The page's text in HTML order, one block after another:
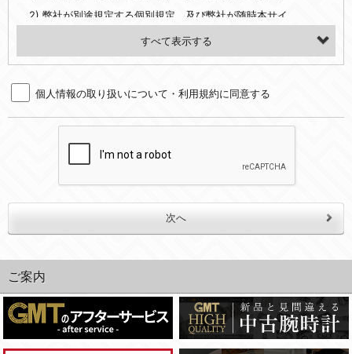
会員登録時にソーシャルネットワーキングサービス等の外部サービスとの連携を許可した場合には、その許可の際にご同意いただいた内容に基づき、当該外部サービスでユーザーが利用するIDおよび当該外部サービスのプライバシー設定によりお客様が当社に開示を認めた情報について取得いたします
・EVERYBODY×PHOTOGRAPHER.comのフォトシェアリングサービス運営のため
３．個人情報の第三者提供と委託
(2)法令等により開示を求められた場合。
(4)国の機関若しくは地方公共団体又はその委託を受けた者が法令の定める事務を遂行することに対して協力する必要がある場合であって、本人の同意を得ることにより当該事務の遂行に支障を及ぼすおそれがあるとき。
(5)業務を円滑に進めるために、外部業者に個人データの一部又は全部の処理を委託する場合（ただし、委託する場合は委託した個人データの安全管理が図られるように、委託先に対する必要かつ適切な監督を行ないます）。
4. ユーザーの登録内容について
2) ユーザーが本サイト内で第三者のユーザーID、パスワード、メールアドレス及びこれに伴う個人情報を知り得た場合には、速やかに弊社に届け出るものとします。
(2) ユーザーから寄せられた情報を、ユーザーの個人情報を表示せずに開示する場合。
(3) ユーザーが個人情報の開示について同意している場合。
(4) 法令により開示が求められた場合。
個人情報の取り扱いについて・利用規約に同意する
ご案内